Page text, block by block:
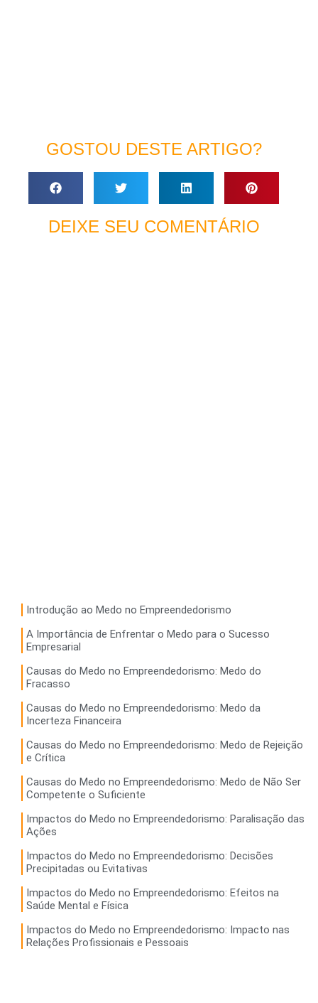
GOSTOU DESTE ARTIGO?
DEIXE SEU COMENTÁRIO
Introdução ao Medo no Empreendedorismo
A Importância de Enfrentar o Medo para o Sucesso
Empresarial
Causas do Medo no Empreendedorismo: Medo do
Fracasso
Causas do Medo no Empreendedorismo: Medo da
Incerteza Financeira
Causas do Medo no Empreendedorismo: Medo de Rejeição
e Crítica
Causas do Medo no Empreendedorismo: Medo de Não Ser
Competente o Suficiente
Impactos do Medo no Empreendedorismo: Paralisação das
Ações
Impactos do Medo no Empreendedorismo: Decisões
Precipitadas ou Evitativas
Impactos do Medo no Empreendedorismo: Efeitos na
Saúde Mental e Física
Impactos do Medo no Empreendedorismo: Impacto nas
Relações Profissionais e Pessoais